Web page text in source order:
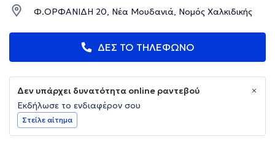
Φ.ΟΡΦΑΝΙΔΗ 20, Νέα Μουδανιά, Νομός Χαλκιδικής
ΔΕΣ ΤΟ ΤΗΛΕΦΩΝΟ
Δεν υπάρχει δυνατότητα online ραντεβού
Εκδήλωσε το ενδιαφέρον σου
Στείλε αίτημα